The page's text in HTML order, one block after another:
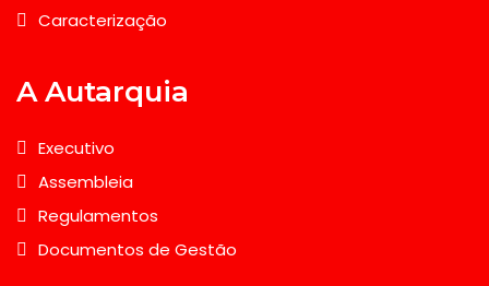
Caracterização
A Autarquia
Executivo
Assembleia
Regulamentos
Documentos de Gestão